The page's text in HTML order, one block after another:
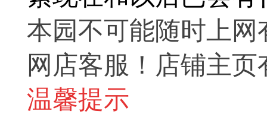
本园不可能随时上
网店客服！店铺主
温馨提示